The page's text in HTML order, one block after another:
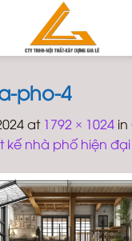
pho-4
at 1792 × 1024 in
kế nhà phố hiện đại